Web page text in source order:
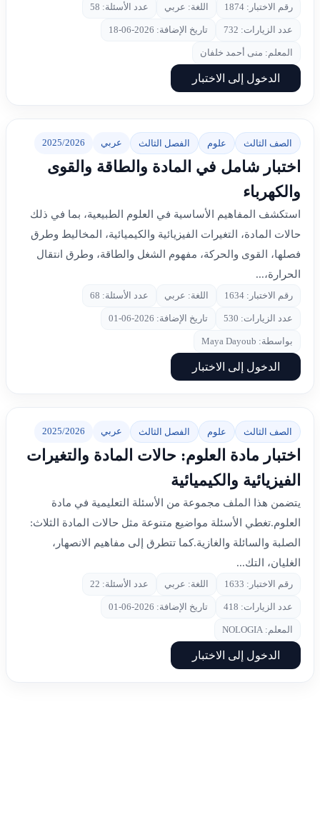
رقم الاختبار: 1874 اللغة: عربي عدد الأسئلة: 58
عدد الزيارات: 732 تاريخ الإضافة: 2026-06-18
المعلم: منى أحمد خلفان
الدخول إلى الاختبار
الصف الثالث علوم الفصل الثالث عربي 2025/2026
اختبار شامل في المادة والطاقة والقوى
والكهرباء
استكشف المفاهيم الأساسية في العلوم الطبيعية، بما في ذلك
حالات المادة، التغيرات الفيزيائية والكيميائية، المخاليط وطرق
فصلها، القوى والحركة، مفهوم الشغل والطاقة، وطرق انتقال
الحرارة،...
رقم الاختبار: 1634 اللغة: عربي عدد الأسئلة: 68
عدد الزيارات: 530 تاريخ الإضافة: 2026-06-01
بواسطة: Maya Dayoub
الدخول إلى الاختبار
الصف الثالث علوم الفصل الثالث عربي 2025/2026
اختبار مادة العلوم: حالات المادة والتغيرات
الفيزيائية والكيميائية
يتضمن هذا الملف مجموعة من الأسئلة التعليمية في مادة
العلوم.تغطي الأسئلة مواضيع متنوعة مثل حالات المادة الثلاث:
الصلبة والسائلة والغازية.كما تتطرق إلى مفاهيم الانصهار،
الغليان، التك...
رقم الاختبار: 1633 اللغة: عربي عدد الأسئلة: 22
عدد الزيارات: 418 تاريخ الإضافة: 2026-06-01
المعلم: NOLOGIA
الدخول إلى الاختبار